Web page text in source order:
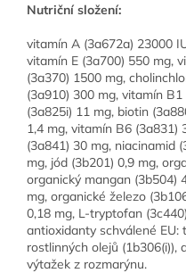
Nutriční složení:
vitamín A (3a672a) 23000
vitamín E (3a700) 550 mg,
(3a370) 1500 mg,
(3a910) 300 mg, vitamín
(3a825i) 11 mg, biotin
1,4 mg, vitamín B6
(3a841) 30 mg, niacinamid
mg, jód (3b201) 0,9 mg,
organický mangan (3b504)
mg, organické železo
0,18 mg, L-tryptofan
antioxidanty schválené
rostlinných olejů (1b306(i)),
výtažek z rozmarýnu.